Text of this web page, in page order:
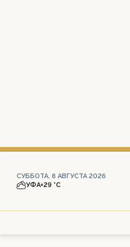
СУББОТА, 8 АВГУСТА 2026
УФА+29 °С